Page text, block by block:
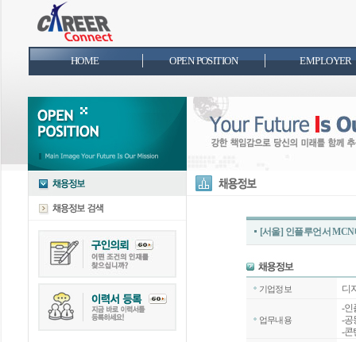
HOME OPEN POSITION EMPLOYER
[서울] 인플루언서
기업정보 디
업무내용
-인
-공
-콘